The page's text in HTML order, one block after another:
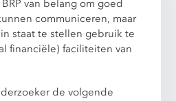
van belang om goed
communiceren, maar
staat te stellen gebruik te
financiële) faciliteiten van
de volgende